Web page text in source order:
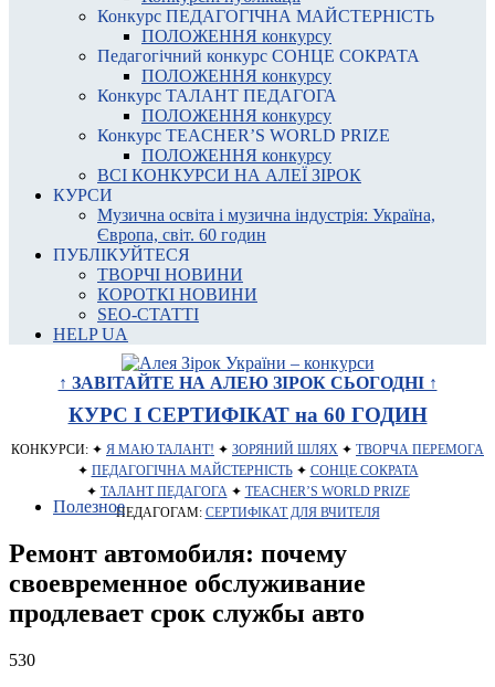
Конкурс ПЕДАГОГІЧНА МАЙСТЕРНІСТЬ
ПОЛОЖЕННЯ конкурсу
Педагогічний конкурс СОНЦЕ СОКРАТА
ПОЛОЖЕННЯ конкурсу
Конкурс ТАЛАНТ ПЕДАГОГА
ПОЛОЖЕННЯ конкурсу
Конкурс TEACHER’S WORLD PRIZE
ПОЛОЖЕННЯ конкурсу
ВСІ КОНКУРСИ НА АЛЕЇ ЗІРОК
КУРСИ
Музична освіта і музична індустрія: Україна,
Європа, світ. 60 годин
ПУБЛІКУЙТЕСЯ
ТВОРЧІ НОВИНИ
КОРОТКІ НОВИНИ
SEO-СТАТТІ
HELP UA
↑ ЗАВІТАЙТЕ НА АЛЕЮ ЗІРОК СЬОГОДНІ ↑
КУРС І СЕРТИФІКАТ на 60 ГОДИН
КОНКУРСИ: ✦ Я МАЮ ТАЛАНТ! ✦ ЗОРЯНИЙ ШЛЯХ ✦ ТВОРЧА ПЕРЕМОГА
✦ ПЕДАГОГІЧНА МАЙСТЕРНІСТЬ✦ СОНЦЕ СОКРАТА
✦ ТАЛАНТ ПЕДАГОГА✦ TEACHER’S WORLD PRIZE
ПЕДАГОГАМ: СЕРТИФІКАТ ДЛЯ ВЧИТЕЛЯ
Полезное
Ремонт автомобиля: почему
своевременное обслуживание
продлевает срок службы авто
530